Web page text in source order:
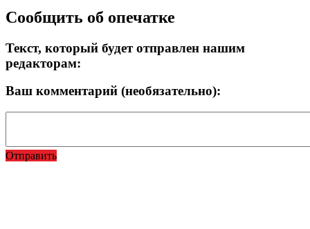
Сообщить об опечатке
Текст, который будет отправлен нашим
редакторам:
Ваш комментарий (необязательно):
Отправить